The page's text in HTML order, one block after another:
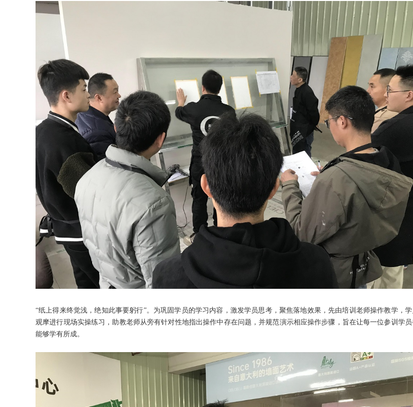
“纸上得来终觉浅，绝知此事要躬行”。为巩固学员的学习内容，激发学员思考，聚焦落地效果，先由培训老师操作教学，学
观摩进行现场实操练习，助教老师从旁有针对性地指出操作中存在问题，并规范演示相应操作步骤，旨在让每一位参训学
能够学有所成。